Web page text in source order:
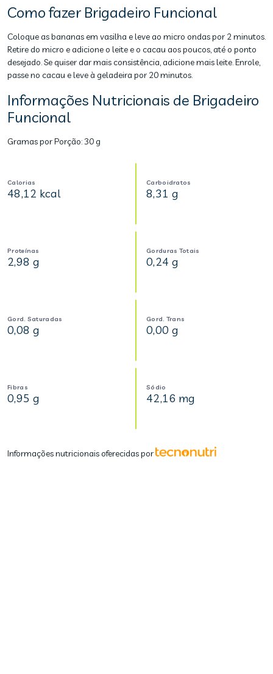
Como fazer Brigadeiro Funcional
Coloque as bananas em vasilha e leve ao micro ondas por 2 minutos.
Retire do micro e adicione o leite e o cacau aos poucos, até o ponto
desejado. Se quiser dar mais consistência, adicione mais leite. Enrole,
passe no cacau e leve à geladeira por 20 minutos.
Informações Nutricionais de Brigadeiro
Funcional
Gramas por Porção:30 g
Calorias
48,12 kcal
Carboidratos
8,31 g
Proteínas
2,98 g
Gorduras Totais
0,24 g
Gord. Saturadas
0,08 g
Gord. Trans
0,00 g
Fibras
0,95 g
Sódio
42,16 mg
Informações nutricionais oferecidas por